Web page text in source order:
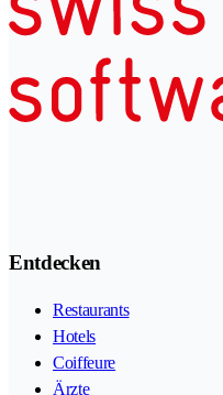
Entdecken
Restaurants
Hotels
Coiffeure
Ärzte